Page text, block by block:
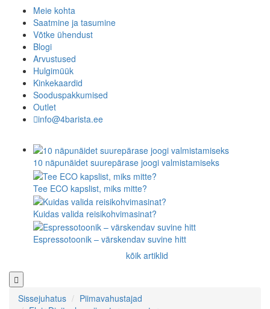
Meie kohta
Saatmine ja tasumine
Võtke ühendust
Blogi
Arvustused
Hulgimüük
Kinkekaardid
Sooduspakkumised
Outlet
info@4barista.ee
10 näpunäidet suurepärase joogi valmistamiseks
Tee ECO kapslist, miks mitte?
Kuidas valida reisikohvimasinat?
Espressotoonik – värskendav suvine hitt
kõik artiklid
Sissejuhatus
Piimavahustajad